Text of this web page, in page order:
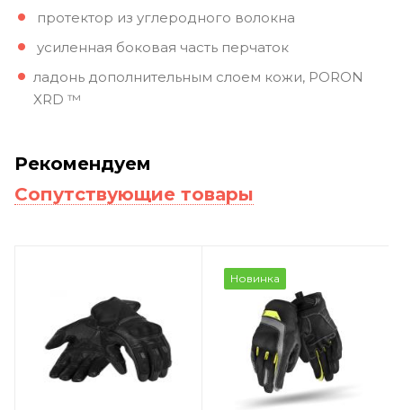
протектор из углеродного волокна
усиленная боковая часть перчаток
ладонь дополнительным слоем кожи, PORON
XRD ™
Рекомендуем
Сопутствующие товары
Новинка